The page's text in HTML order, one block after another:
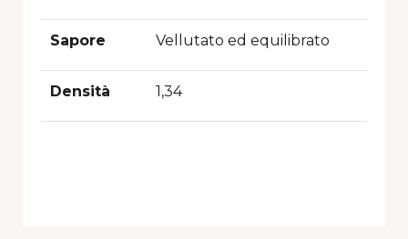
Sapore Vellutato ed equilibrato
Densità 1,34